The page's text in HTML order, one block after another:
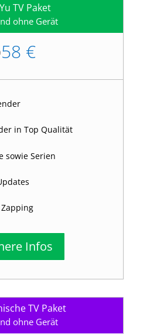
TV Paket
ohne Gerät
58 €
in Top Qualität
sowie Serien
Infos
TV Paket
ohne Gerät